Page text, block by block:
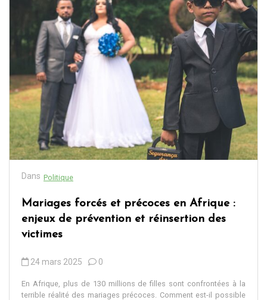
Dans Politique
Mariages forcés et précoces en Afrique :
enjeux de prévention et réinsertion des
victimes
24 mars 2025 0
En Afrique, plus de 130 millions de filles sont confrontées à la
terrible réalité des mariages précoces. Comment est-il possible